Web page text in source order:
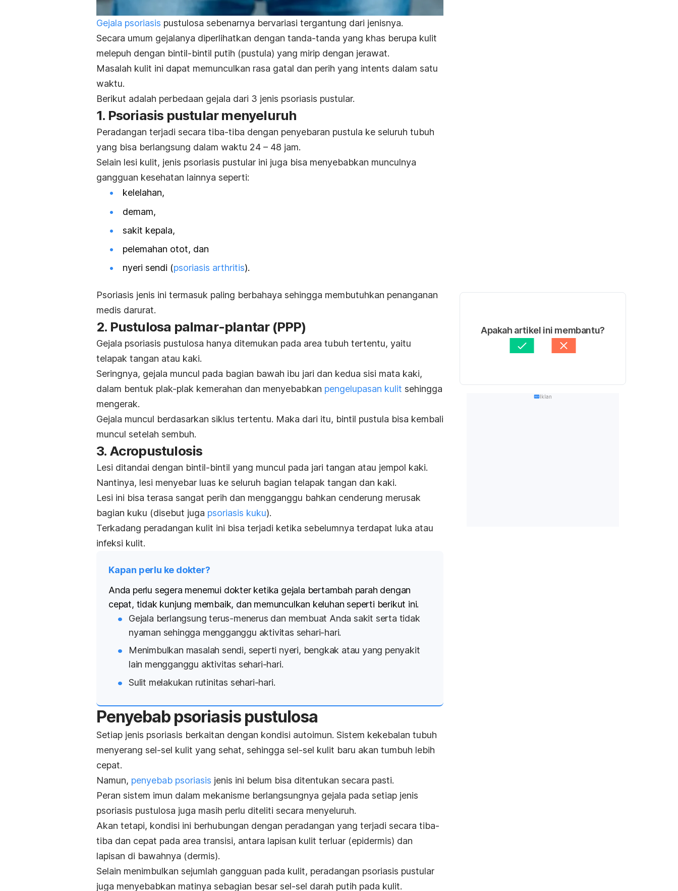
Gejala psoriasis pustulosa sebenarnya bervariasi tergantung dari jenisnya.
Secara umum gejalanya diperlihatkan dengan tanda-tanda yang khas berupa kulit
melepuh dengan bintil-bintil putih (pustula) yang mirip dengan jerawat.
Masalah kulit ini dapat memunculkan rasa gatal dan perih yang intents dalam satu
waktu.
Berikut adalah perbedaan gejala dari 3 jenis psoriasis pustular.
1. Psoriasis pustular menyeluruh
Peradangan terjadi secara tiba-tiba dengan penyebaran pustula ke seluruh tubuh
yang bisa berlangsung dalam waktu 24 – 48 jam.
Selain lesi kulit, jenis psoriasis pustular ini juga bisa menyebabkan munculnya
gangguan kesehatan lainnya seperti:
kelelahan,
demam,
sakit kepala,
pelemahan otot, dan
nyeri sendi (psoriasis arthritis).
Psoriasis jenis ini termasuk paling berbahaya sehingga membutuhkan penanganan
medis darurat.
2. Pustulosa palmar-plantar (PPP)
Gejala psoriasis pustulosa hanya ditemukan pada area tubuh tertentu, yaitu
telapak tangan atau kaki.
Seringnya, gejala muncul pada bagian bawah ibu jari dan kedua sisi mata kaki,
dalam bentuk plak-plak kemerahan dan menyebabkan pengelupasan kulit sehingga
mengerak.
Gejala muncul berdasarkan siklus tertentu. Maka dari itu, bintil pustula bisa kembali
muncul setelah sembuh.
3. Acropustulosis
Lesi ditandai dengan bintil-bintil yang muncul pada jari tangan atau jempol kaki.
Nantinya, lesi menyebar luas ke seluruh bagian telapak tangan dan kaki.
Lesi ini bisa terasa sangat perih dan mengganggu bahkan cenderung merusak
bagian kuku (disebut juga psoriasis kuku).
Terkadang peradangan kulit ini bisa terjadi ketika sebelumnya terdapat luka atau
infeksi kulit.
Kapan perlu ke dokter?
Anda perlu segera menemui dokter ketika gejala bertambah parah dengan
cepat, tidak kunjung membaik, dan memunculkan keluhan seperti berikut ini.
Gejala berlangsung terus-menerus dan membuat Anda sakit serta tidak
nyaman sehingga mengganggu aktivitas sehari-hari.
Menimbulkan masalah sendi, seperti nyeri, bengkak atau yang penyakit
lain mengganggu aktivitas sehari-hari.
Sulit melakukan rutinitas sehari-hari.
Penyebab psoriasis pustulosa
Setiap jenis psoriasis berkaitan dengan kondisi autoimun. Sistem kekebalan tubuh
menyerang sel-sel kulit yang sehat, sehingga sel-sel kulit baru akan tumbuh lebih
cepat.
Namun, penyebab psoriasis jenis ini belum bisa ditentukan secara pasti.
Peran sistem imun dalam mekanisme berlangsungnya gejala pada setiap jenis
psoriasis pustulosa juga masih perlu diteliti secara menyeluruh.
Akan tetapi, kondisi ini berhubungan dengan peradangan yang terjadi secara tiba-
tiba dan cepat pada area transisi, antara lapisan kulit terluar (epidermis) dan
lapisan di bawahnya (dermis).
Selain menimbulkan sejumlah gangguan pada kulit, peradangan psoriasis pustular
juga menyebabkan matinya sebagian besar sel-sel darah putih pada kulit.
Apakah artikel ini membantu?
Iklan